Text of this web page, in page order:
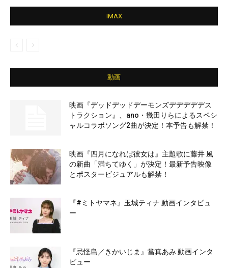
IMAX
動画
映画『デッドデッドデーモンズデデデデデス
トラクション』、ano・幾田りらによるスペシ
ャルコラボソング2曲が決定！本予告も解禁！
映画『四月になれば彼女は』主題歌に藤井 風
の新曲「満ちてゆく」が決定！最新予告映像
とポスタービジュアルも解禁！
『#ミトヤマネ』玉城ティナ 動画インタビュ
ー
『忌怪島／きかいじま』當真あみ 動画インタ
ビュー